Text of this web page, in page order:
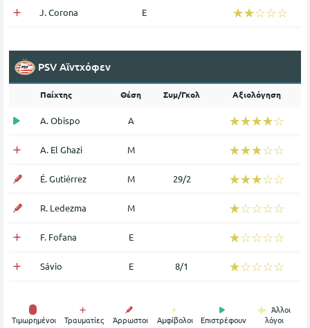
J. Corona Ε ☆☆☆☆☆
★★★★★
PSV Αϊντχόφεν
Παίχτης Θέση Συμ/Γκολ Αξιολόγηση
A. Obispo Α ☆☆☆☆☆
★★★★★
A. El Ghazi Μ ☆☆☆☆☆
★★★★★
É. Gutiérrez Μ 29/2 ☆☆☆☆☆
★★★★★
R. Ledezma Μ ☆☆☆☆☆
★★★★★
F. Fofana Ε ☆☆☆☆☆
★★★★★
Sávio Ε 8/1 ☆☆☆☆☆
★★★★★
Tιμωρημένοι Τραυματίες Άρρωστοι Αμφίβολοι Επιστρέφουν
Άλλοι
λόγοι